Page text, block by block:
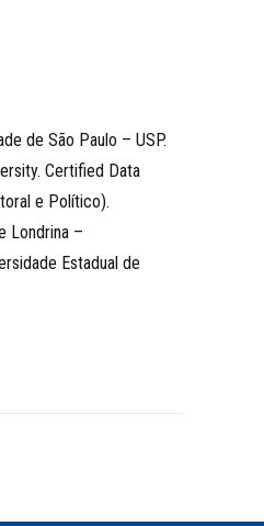
de São Paulo – USP.
Certified Data
e Político).
Londrina –
Estadual de